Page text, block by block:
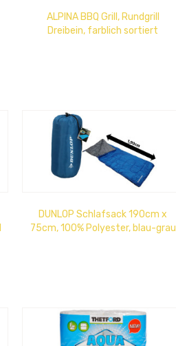
ALPINA BBQ Grill, Rundgrill
Dreibein, farblich sortiert
DUNLOP Schlafsack 190cm x
75cm, 100% Polyester, blau-grau